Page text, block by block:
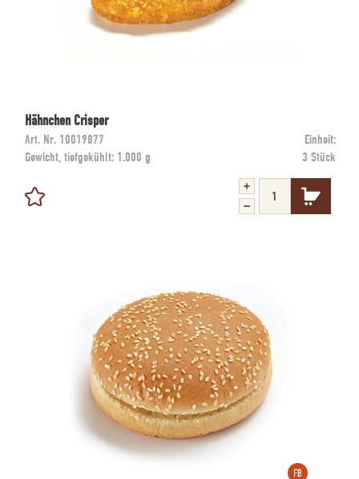
Hähnchen Crisper
Art. Nr. 10019877
Einheit:
Gewicht, tiefgekühlt: 1.000 g 3 Stück